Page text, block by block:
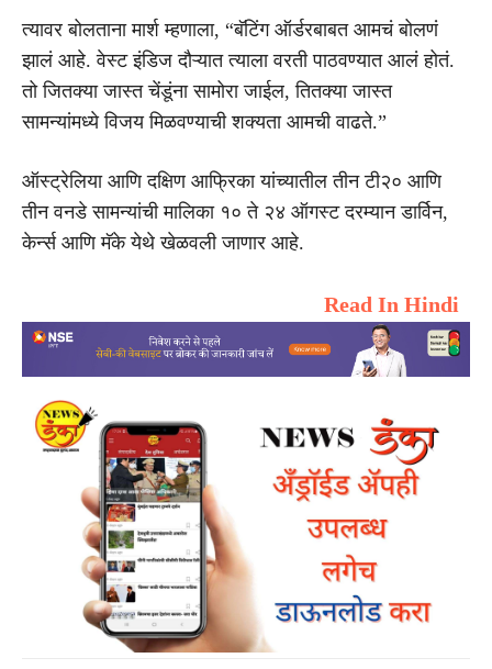
त्यावर बोलताना मार्श म्हणाला, “बॅटिंग ऑर्डरबाबत आमचं बोलणं
झालं आहे. वेस्ट इंडिज दौऱ्यात त्याला वरती पाठवण्यात आलं होतं.
तो जितक्या जास्त चेंडूंना सामोरा जाईल, तितक्या जास्त
सामन्यांमध्ये विजय मिळवण्याची शक्यता आमची वाढते.”
ऑस्ट्रेलिया आणि दक्षिण आफ्रिका यांच्यातील तीन टी२० आणि
तीन वनडे सामन्यांची मालिका १० ते २४ ऑगस्ट दरम्यान डार्विन,
केर्न्स आणि मॅके येथे खेळवली जाणार आहे.
Read In Hindi